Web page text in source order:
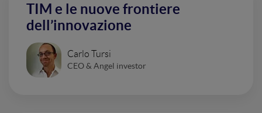
TIM e le nuove frontiere
dell’innovazione
Carlo Tursi
CEO & Angel investor